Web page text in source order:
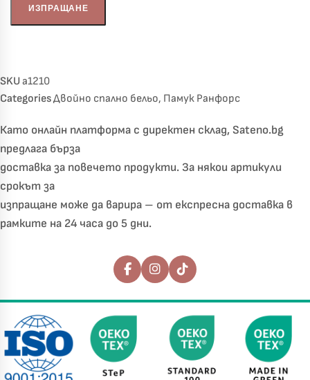
SKUa1210
CategoriesДвойно спално бельо, Памук Ранфорс
Като онлайн платформа с директен склад, Sateno.bg
предлага бърза
доставка за повечето продукти. За някои артикули
срокът за
изпращане може да варира – от експресна доставка в
рамките на 24 часа до 5 дни.
Последвайте ни